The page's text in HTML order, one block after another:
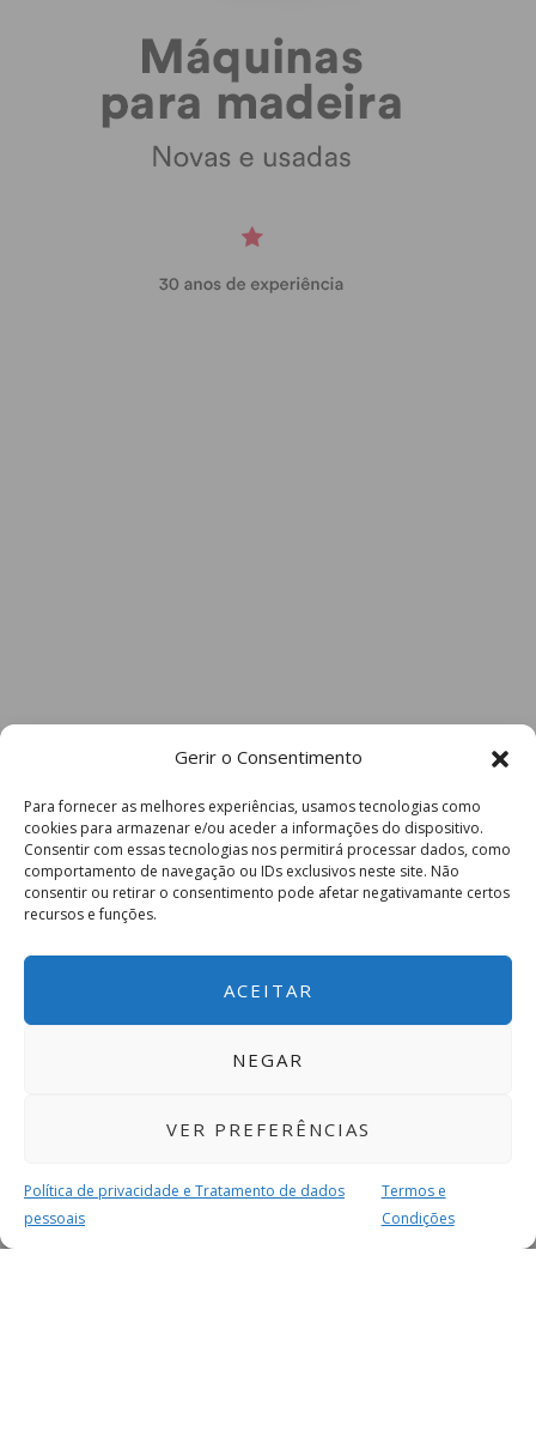
Gerir o Consentimento
Para fornecer as melhores experiências, usamos tecnologias como
cookies para armazenar e/ou aceder a informações do dispositivo.
Consentir com essas tecnologias nos permitirá processar dados, como
comportamento de navegação ou IDs exclusivos neste site. Não
consentir ou retirar o consentimento pode afetar negativamante certos
recursos e funções.
ACEITAR
NEGAR
VER PREFERÊNCIAS
Política de privacidade e Tratamento de dados
pessoais
Termos e
Condições